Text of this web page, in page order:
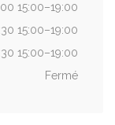
15:00–19:00
15:00–19:00
15:00–19:00
Fermé